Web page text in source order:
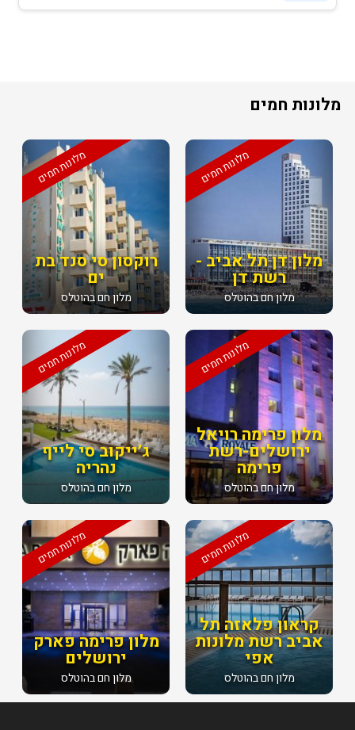
מלונות חמים
מלונות חמים
רוקסון סי סנד בת
ים
מלון חם בהוטלס
מלונות חמים
מלון דן תל אביב -
רשת דן
מלון חם בהוטלס
מלונות חמים
ג׳ייקוב סי לייף
נהריה
מלון חם בהוטלס
מלונות חמים
מלון פרימה רויאל
ירושלים-רשת
פרימה
מלון חם בהוטלס
מלונות חמים
מלון פרימה פארק
ירושלים
מלון חם בהוטלס
מלונות חמים
קראון פלאזה תל
אביב רשת מלונות
אפי
מלון חם בהוטלס